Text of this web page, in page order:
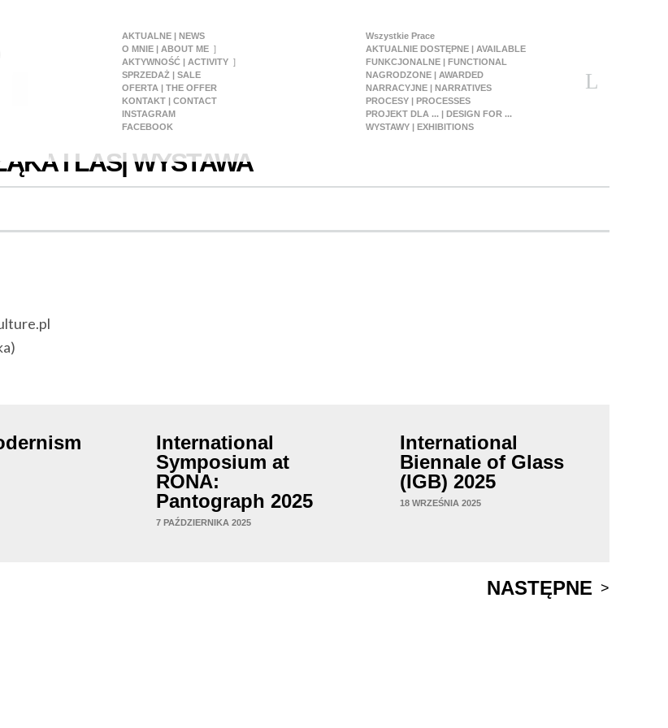
AKTUALNE | NEWS
O MNIE | ABOUT ME
AKTYWNOŚĆ | ACTIVITY
SPRZEDAŻ | SALE
OFERTA | THE OFFER
KONTAKT | CONTACT
INSTAGRAM
FACEBOOK
Wszystkie Prace
AKTUALNIE DOSTĘPNE | AVAILABLE
FUNKCJONALNE | FUNCTIONAL
NAGRODZONE | AWARDED
NARRACYJNE | NARRATIVES
PROCESY | PROCESSES
PROJEKT DLA ... | DESIGN FOR ...
WYSTAWY | EXHIBITIONS
I LAS| WYSTAWA
International
Symposium at
RONA:
Pantograph 2025
7 PAŹDZIERNIKA 2025
International
Biennale of Glass
(IGB) 2025
18 WRZEŚNIA 2025
NASTĘPNE